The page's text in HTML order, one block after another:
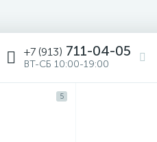
+7 (913) 711-04-05
ВТ-СБ 10:00-19:00
5